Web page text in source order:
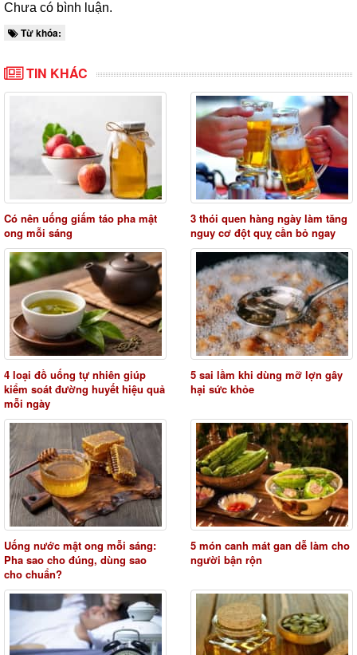
Chưa có bình luận.
Từ khóa:
TIN KHÁC
Có nên uống giấm táo pha mật
ong mỗi sáng
3 thói quen hàng ngày làm tăng
nguy cơ đột quỵ cần bỏ ngay
4 loại đồ uống tự nhiên giúp
kiểm soát đường huyết hiệu quả
mỗi ngày
5 sai lầm khi dùng mỡ lợn gây
hại sức khỏe
Uống nước mật ong mỗi sáng:
Pha sao cho đúng, dùng sao
cho chuẩn?
5 món canh mát gan dễ làm cho
người bận rộn